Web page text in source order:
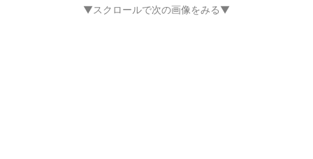
▼スクロールで次の画像をみる▼